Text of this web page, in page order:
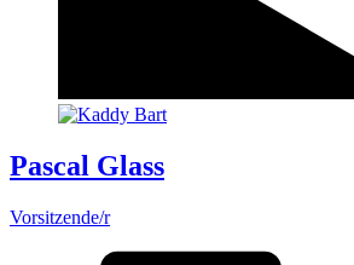
Pascal Glass
Vorsitzende/r